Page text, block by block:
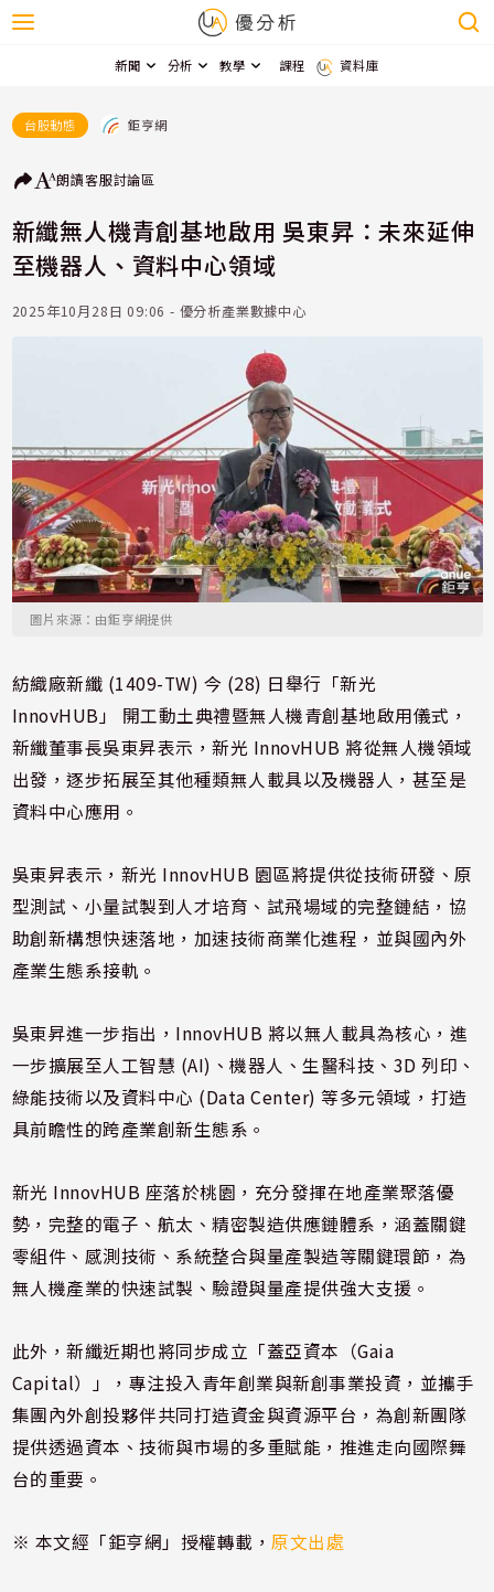
新聞 分析 教學 課程 資料庫
台股動態 鉅亨網
朗讀客服討論區
新纖無人機青創基地啟用 吳東昇：未來延伸
至機器人、資料中心領域
2025年10月28日 09:06 - 優分析產業數據中心
圖片來源：由鉅亨網提供
紡織廠新纖 (1409-TW) 今 (28) 日舉行「新光
InnovHUB」 開工動土典禮暨無人機青創基地啟用儀式，
新纖董事長吳東昇表示，新光 InnovHUB 將從無人機領域
出發，逐步拓展至其他種類無人載具以及機器人，甚至是
資料中心應用。
吳東昇表示，新光 InnovHUB 園區將提供從技術研發、原
型測試、小量試製到人才培育、試飛場域的完整鏈結，協
助創新構想快速落地，加速技術商業化進程，並與國內外
產業生態系接軌。
吳東昇進一步指出，InnovHUB 將以無人載具為核心，進
一步擴展至人工智慧 (AI)、機器人、生醫科技、3D 列印、
綠能技術以及資料中心 (Data Center) 等多元領域，打造
具前瞻性的跨產業創新生態系。
新光 InnovHUB 座落於桃園，充分發揮在地產業聚落優
勢，完整的電子、航太、精密製造供應鏈體系，涵蓋關鍵
零組件、感測技術、系統整合與量產製造等關鍵環節，為
無人機產業的快速試製、驗證與量產提供強大支援。
此外，新纖近期也將同步成立「蓋亞資本（Gaia
Capital）」，專注投入青年創業與新創事業投資，並攜手
集團內外創投夥伴共同打造資金與資源平台，為創新團隊
提供透過資本、技術與市場的多重賦能，推進走向國際舞
台的重要。
※ 本文經「鉅亨網」授權轉載，原文出處